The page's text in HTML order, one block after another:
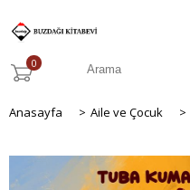
0
Anasayfa > Aile ve Çocuk >